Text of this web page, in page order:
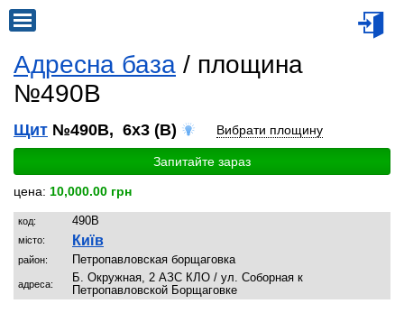
Адресна база / площина
№490B
Щит №490B, 6x3 (B) Вибрати площину
Запитайте зараз
цена: 10,000.00 грн
код: 490B
місто: Київ
район: Петропавловская борщаговка
адреса:
Б. Окружная, 2 АЗС КЛО / ул. Соборная к
Петропавловской Борщаговке